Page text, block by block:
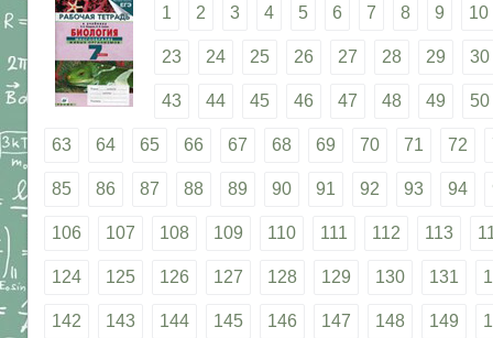
1 2 3 4 5 6 7 8 9 10
23 24 25 26 27 28 29 30
43 44 45 46 47 48 49 50
63 64 65 66 67 68 69 70 71 72
85 86 87 88 89 90 91 92 93 94
106 107 108 109 110 111 112 113
124 125 126 127 128 129 130 131
142 143 144 145 146 147 148 149